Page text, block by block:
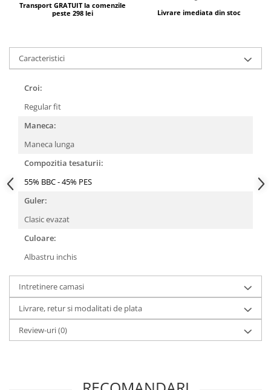
Transport GRATUIT la comenzile
peste 298 lei
Livrare imediata din stoc
Caracteristici
Croi:
Regular fit
Maneca:
Maneca lunga
Compozitia tesaturii:
55% BBC - 45% PES
Guler:
Clasic evazat
Culoare:
Albastru inchis
Intretinere camasi
Livrare, retur si modalitati de plata
Review-uri(0)